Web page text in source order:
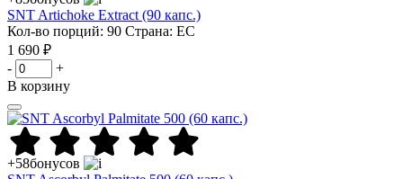
SNT Artichoke Extract (90 капс.)
Кол-во порций: 90 Страна: ЕС
1 690 ₽
-
+
В корзину
+58бонусов